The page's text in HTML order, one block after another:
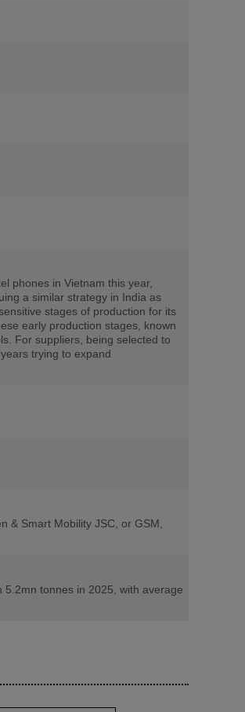
phones in Vietnam this year,
a similar strategy in India as
stages of production for its
early production stages, known
For suppliers, being selected to
trying to expand
& Smart Mobility JSC, or GSM,
tonnes in 2025, with average